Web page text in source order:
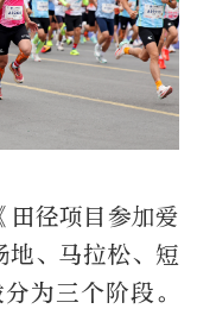
田径项目参加爱
、马拉松、短
为三个阶段。